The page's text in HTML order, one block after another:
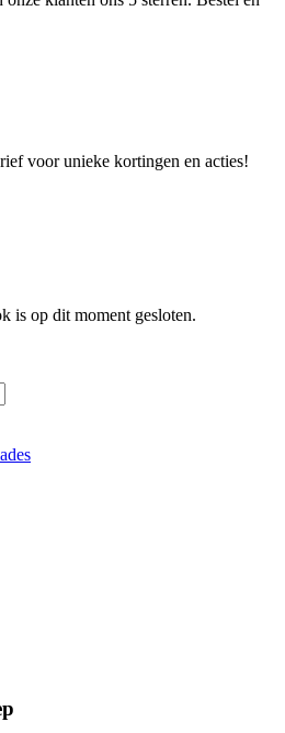
voor unieke kortingen en acties!
is op dit moment gesloten.